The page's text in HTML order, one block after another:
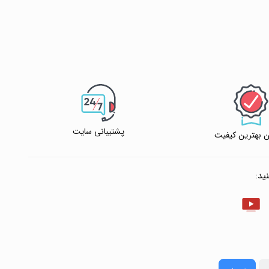
به سبد خرید ✧ چت با پشتیبان واتس آپ
بهترین کیفیت
پشتیبانی سایت